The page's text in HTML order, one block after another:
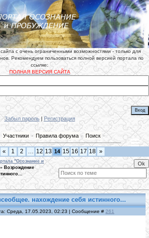
с очень ограниченными возможностями - только для
Рекомендуем пользоваться полной версией портала по
ссылке:
ПОЛНАЯ ВЕРСИЯ САЙТА
Забыл пароль| Регистрация
Участники · Правила форума · Поиск·
« 1 2 … 12 13 14 15 16 17 18 »
"Осознание и
» Возрождение
нахождение себя истинного...
Среда, 17.05.2023, 02:23 | Сообщение # 261